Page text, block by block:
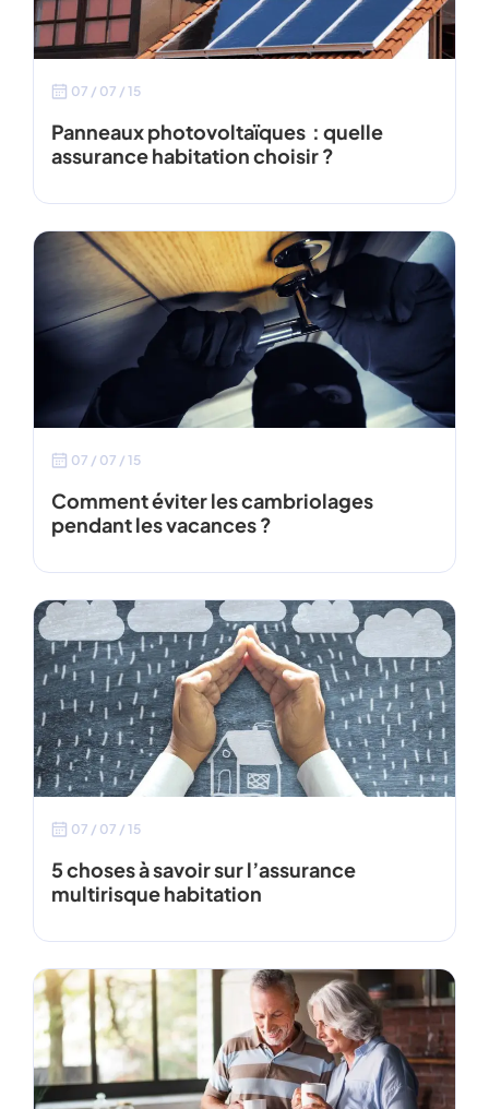
07 / 07 / 15
Panneaux photovoltaïques : quelle
assurance habitation choisir ?
07 / 07 / 15
Comment éviter les cambriolages
pendant les vacances ?
07 / 07 / 15
5 choses à savoir sur l’assurance
multirisque habitation